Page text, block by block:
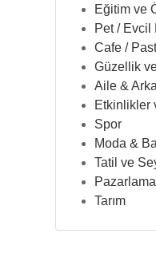
Eğitim ve
Pet / Evcil
Cafe /
Güzellik
Aile &
Etkinlikler
Spor
Moda &
Tatil ve
Tarım